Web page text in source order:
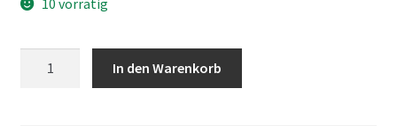
In den Warenkorb